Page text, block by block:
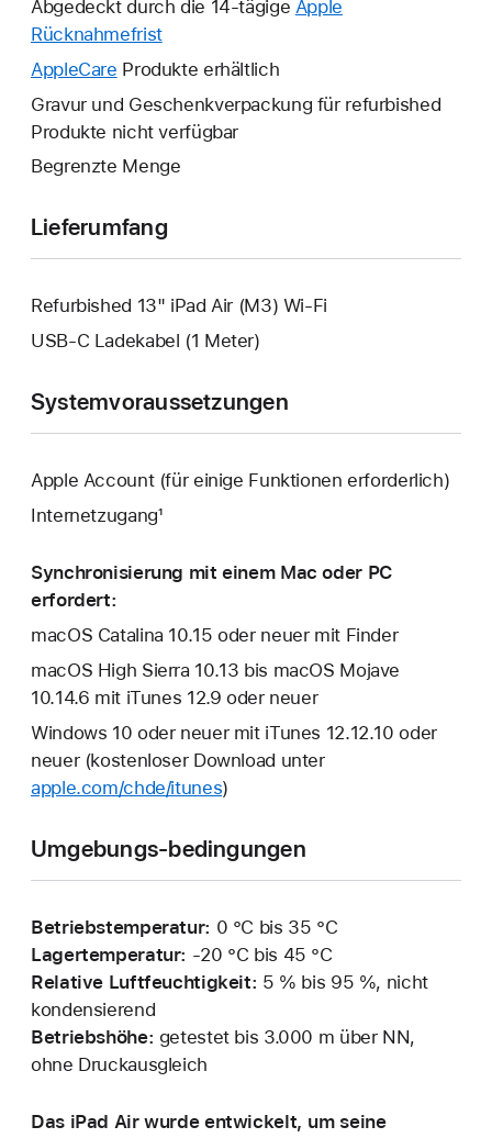
geöffnet.
Abgedeckt durch die 14-tägige Apple
RücknahmefristEin
neues
wird
geöffnet.
AppleCare Ein
neues
Fenster
geöffnet.
Produkte erhältlich
Gravur und Geschenkverpackung für refurbished
Produkte nicht verfügbar
Begrenzte Menge
Lieferumfang
Refurbished 13" iPad Air (M3) Wi-Fi
USB‑C Ladekabel (1 Meter)
Systemvoraussetzungen
Apple Account (für einige Funktionen erforderlich)
Internetzugang¹
Synchronisierung mit einem Mac oder PC
erfordert:
macOS Catalina 10.15 oder neuer mit Finder
macOS High Sierra 10.13 bis macOS Mojave
10.14.6 mit iTunes 12.9 oder neuer
Windows 10 oder neuer mit iTunes 12.12.10 oder
neuer (kostenloser Download unter
apple.com/chde/itunes)
Umgebungs-bedingungen
Betriebstemperatur: 0 °C bis 35 °C
Lagertemperatur: ‑20 °C bis 45 °C
Relative Luftfeuchtigkeit: 5 % bis 95 %, nicht
kondensierend
Betriebshöhe: getestet bis 3.000 m über NN,
ohne Druckausgleich
Das iPad Air wurde entwickelt, um seine